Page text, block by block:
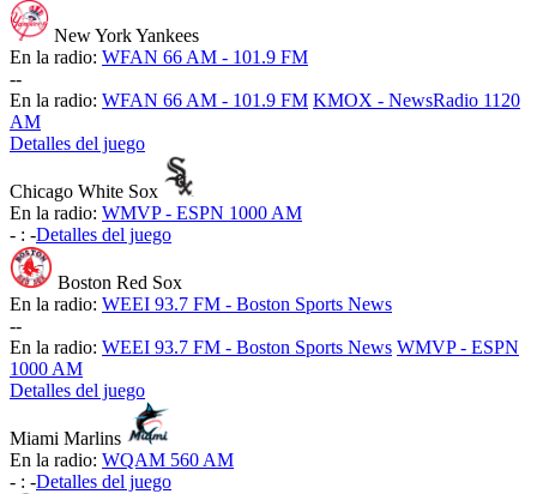
New York Yankees
En la radio: WFAN 66 AM - 101.9 FM
--
En la radio: WFAN 66 AM - 101.9 FM KMOX - NewsRadio 1120
AM
Detalles del juego
Chicago White Sox
En la radio: WMVP - ESPN 1000 AM
- : -Detalles del juego
Boston Red Sox
En la radio: WEEI 93.7 FM - Boston Sports News
--
En la radio: WEEI 93.7 FM - Boston Sports News WMVP - ESPN
1000 AM
Detalles del juego
Miami Marlins
En la radio: WQAM 560 AM
- : -Detalles del juego